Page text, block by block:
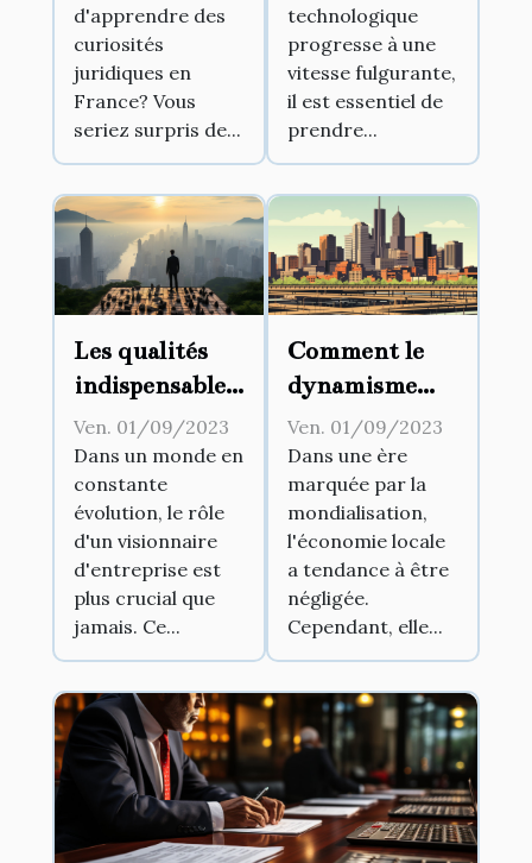
d'apprendre des
curiosités
juridiques en
France? Vous
seriez surpris de...
technologique
progresse à une
vitesse fulgurante,
il est essentiel de
prendre...
Les qualités
indispensables
d'un
visionnaire
d'entreprise
Ven. 01/09/2023
Dans un monde en
constante
évolution, le rôle
d'un visionnaire
d'entreprise est
plus crucial que
jamais. Ce...
Comment le
dynamisme
commercial
peut stimuler
l'économie
locale
Ven. 01/09/2023
Dans une ère
marquée par la
mondialisation,
l'économie locale
a tendance à être
négligée.
Cependant, elle...